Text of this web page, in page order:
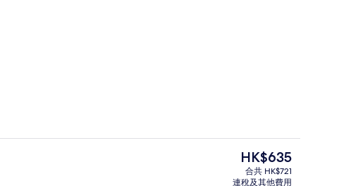
現
價
HK$635
HK$635
合共 HK$721
連稅及其他費用